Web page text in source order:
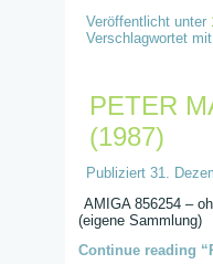
Veröffentlicht unter
Verschlagwortet mit
PETER
(1987)
Publiziert 31.
AMIGA 856254 –
(eigene Sammlung)
Continue reading